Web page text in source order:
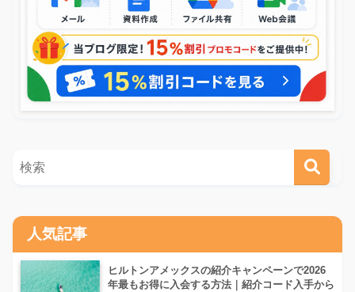
人気記事
ヒルトンアメックスの紹介キャンペーンで2026
年最もお得に入会する方法｜紹介コード入手から